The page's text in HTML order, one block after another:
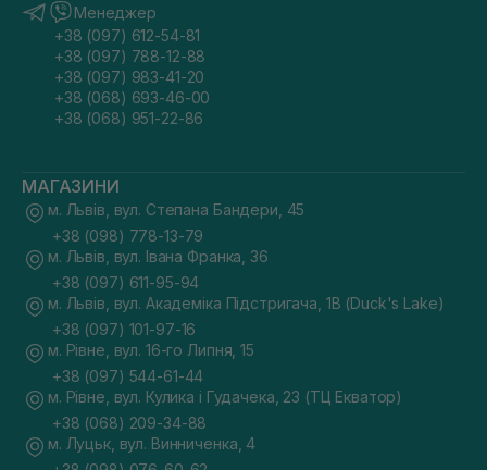
Менеджер
+38 (097) 612-54-81
+38 (097) 788-12-88
+38 (097) 983-41-20
+38 (068) 693-46-00
+38 (068) 951-22-86
МАГАЗИНИ
м. Львів, вул. Степана Бандери, 45
+38 (098) 778-13-79
м. Львів, вул. Івана Франка, 36
+38 (097) 611-95-94
м. Львів, вул. Академіка Підстригача, 1В (Duck's Lake)
+38 (097) 101-97-16
м. Рівне, вул. 16-го Липня, 15
+38 (097) 544-61-44
м. Рівне, вул. Кулика і Гудачека, 23 (ТЦ Екватор)
+38 (068) 209-34-88
м. Луцьк, вул. Винниченка, 4